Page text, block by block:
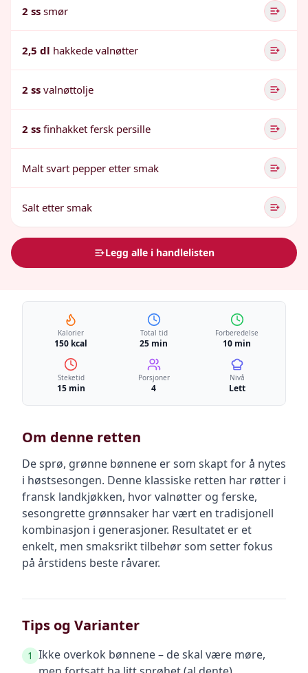
2 ss smør
2,5 dl hakkede valnøtter
2 ss valnøttolje
2 ss finhakket fersk persille
Malt svart pepper etter smak
Salt etter smak
Legg alle i handlelisten
Kalorier
150 kcal
Total tid
25 min
Forberedelse
10 min
Steketid
15 min
Porsjoner
4
Nivå
Lett
Om denne retten
De sprø, grønne bønnene er som skapt for å nytes
i høstsesongen. Denne klassiske retten har røtter i
fransk landkjøkken, hvor valnøtter og ferske,
sesongrette grønnsaker har vært en tradisjonell
kombinasjon i generasjoner. Resultatet er et
enkelt, men smaksrikt tilbehør som setter fokus
på årstidens beste råvarer.
Tips og Varianter
1 Ikke overkok bønnene – de skal være møre,